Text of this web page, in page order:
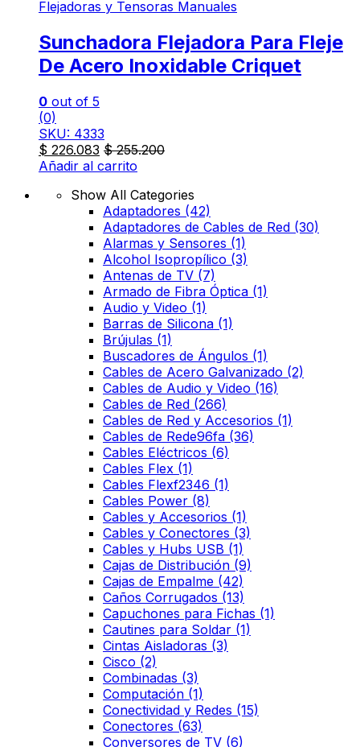
Flejadoras y Tensoras Manuales
Sunchadora Flejadora Para Fleje
De Acero Inoxidable Criquet
0 out of 5
(0)
SKU: 4333
$ 226.083 $255.200
Añadir al carrito
Show All Categories
Adaptadores (42)
Adaptadores de Cables de Red (30)
Alarmas y Sensores (1)
Alcohol Isopropílico (3)
Antenas de TV (7)
Armado de Fibra Óptica (1)
Audio y Video (1)
Barras de Silicona (1)
Brújulas (1)
Buscadores de Ángulos (1)
Cables de Acero Galvanizado (2)
Cables de Audio y Video (16)
Cables de Red (266)
Cables de Red y Accesorios (1)
Cables de Rede96fa (36)
Cables Eléctricos (6)
Cables Flex (1)
Cables Flexf2346 (1)
Cables Power (8)
Cables y Accesorios (1)
Cables y Conectores (3)
Cables y Hubs USB (1)
Cajas de Distribución (9)
Cajas de Empalme (42)
Caños Corrugados (13)
Capuchones para Fichas (1)
Cautines para Soldar (1)
Cintas Aisladoras (3)
Cisco (2)
Combinadas (3)
Computación (1)
Conectividad y Redes (15)
Conectores (63)
Conversores de TV (6)